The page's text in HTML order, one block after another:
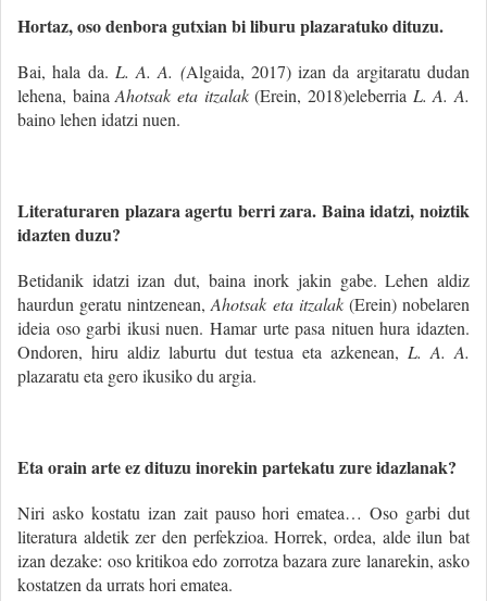
Hortaz, oso denbora gutxian bi liburu plazaratuko dituzu.
Bai, hala da. L. A. A. (Algaida, 2017) izan da argitaratu dudan
lehena, bainaAhotsak eta itzalak(Erein, 2018)eleberria L. A. A.
baino lehen idatzi nuen.
Literaturaren plazara agertu berri zara. Baina idatzi, noiztik
idazten duzu?
Betidanik idatzi izan dut, baina inork jakin gabe. Lehen aldiz
haurdun geratu nintzenean,Ahotsak eta itzalak (Erein) nobelaren
ideia oso garbi ikusi nuen. Hamar urte pasa nituen hura idazten.
Ondoren, hiru aldiz laburtu dut testua eta azkenean, L. A. A.
plazaratu eta gero ikusiko du argia.
Eta orain arte ez dituzu inorekin partekatu zure idazlanak?
Niri asko kostatu izan zait pauso hori ematea… Oso garbi dut
literatura aldetik zer den perfekzioa. Horrek, ordea, alde ilun bat
izan dezake: oso kritikoa edo zorrotza bazara zure lanarekin, asko
kostatzen da urrats hori ematea.